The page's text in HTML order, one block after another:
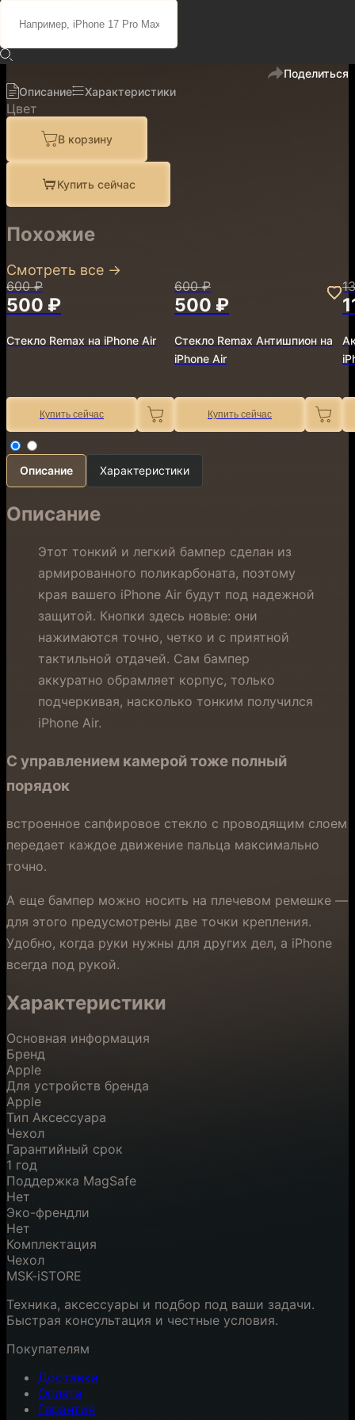
5 900 ₽4 990 ₽
Поделиться
Описание
Характеристики
Цвет
В корзину
Купить сейчас
Похожие
Смотреть все →
600 ₽
500 ₽
Стекло Remax на iPhone Air
Купить сейчас
600 ₽
500 ₽
Стекло Remax Антишпион на
iPhone Air
Купить сейчас
Описание Характеристики
Описание
Этот тонкий и легкий бампер сделан из
армированного поликарбоната, поэтому
края вашего iPhone Air будут под надежной
защитой. Кнопки здесь новые: они
нажимаются точно, четко и с приятной
тактильной отдачей. Сам бампер
аккуратно обрамляет корпус, только
подчеркивая, насколько тонким получился
iPhone Air.
С управлением камерой тоже полный
порядок
встроенное сапфировое стекло с проводящим слоем
передает каждое движение пальца максимально
точно.
А еще бампер можно носить на плечевом ремешке —
для этого предусмотрены две точки крепления.
Удобно, когда руки нужны для других дел, а iPhone
всегда под рукой.
Характеристики
Основная информация
Бренд
Apple
Для устройств бренда
Apple
Тип Аксессуара
Чехол
Гарантийный срок
1 год
Поддержка MagSafe
Нет
Эко-френдли
Нет
Комплектация
Чехол
MSK-iSTORE
Техника, аксессуары и подбор под ваши задачи.
Быстрая консультация и честные условия.
Покупателям
Доставка
Оплата
Гарантия